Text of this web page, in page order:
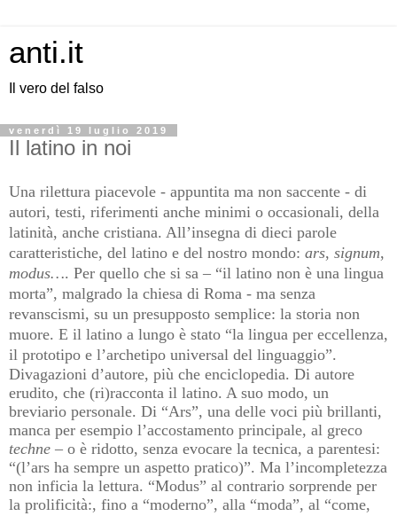
anti.it
Il vero del falso
venerdì 19 luglio 2019
Il latino in noi
Una rilettura piacevole - appuntita ma non saccente - di
autori, testi, riferimenti anche minimi o occasionali, della
latinità, anche cristiana. All’insegna di dieci parole
caratteristiche, del latino e del nostro mondo: ars, signum,
modus…. Per quello che si sa – “il latino non è una lingua
morta”, malgrado la chiesa di Roma - ma senza
revanscismi, su un presupposto semplice: la storia non
muore. E il latino a lungo è stato “la lingua per eccellenza,
il prototipo e l’archetipo universal del linguaggio”.
Divagazioni d’autore, più che enciclopedia. Di autore
erudito, che (ri)racconta il latino. A suo modo, un
breviario personale. Di “Ars”, una delle voci più brillanti,
manca per esempio l’accostamento principale, al greco
techne – o è ridotto, senza evocare la tecnica, a parentesi:
“(l’ars ha sempre un aspetto pratico)”. Ma l’incompletezza
non inficia la lettura. “Modus” al contrario sorprende per
la prolificità:, fino a “moderno”, alla “moda”, al “come,